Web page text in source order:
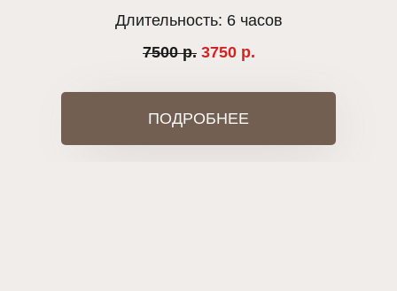
ПОДРОБНЕЕ
Длительность: 6 часов
7500 р. 3750 р.